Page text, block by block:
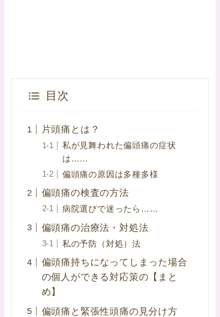
目次
片頭痛とは？
私が見舞われた偏頭痛の症状
は……
偏頭痛の原因は多種多様
偏頭痛の検査の方法
病院選びで迷ったら……
偏頭痛の治療法・対処法
私の予防（対処）法
偏頭痛持ちになってしまった場合
の個人ができる対応策の【まと
め】
偏頭痛と緊張性頭痛の見分け方